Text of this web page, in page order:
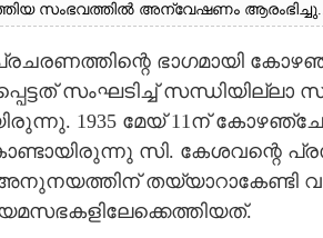
സംഭവത്തിൽ അന്വേഷണം
ഭാഗമായി
സംഘടിച്ച്
1935 മേയ് 11ന്
സി. കേശവന്റെ
അനുനയത്തിന്